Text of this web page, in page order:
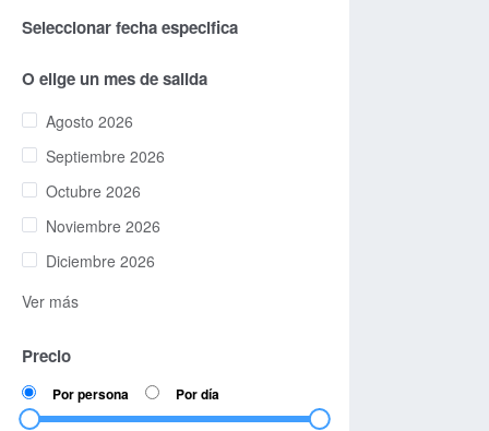
Seleccionar fecha especifica
O elige un mes de salida
Agosto 2026
Septiembre 2026
Octubre 2026
Noviembre 2026
Diciembre 2026
Ver más
Precio
Por persona Por día